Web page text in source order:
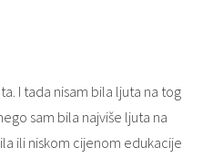
I tada nisam bila ljuta na tog
sam bila najviše ljuta na
ili niskom cijenom edukacije